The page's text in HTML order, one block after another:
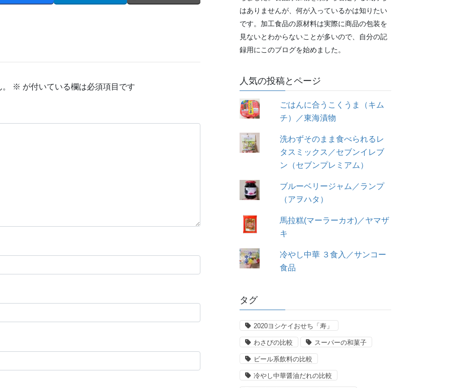
※ が付いている欄は必須項目です
はありませんが、何が入っているかは知りたい
です。加工食品の原材料は実際に商品の包装を
見ないとわからないことが多いので、自分の記
録用にこのブログを始めました。
人気の投稿とページ
ごはんに合うこくうま（キム
チ）／東海漬物
洗わずそのまま食べられるレ
タスミックス／セブンイレブ
ン（セブンプレミアム）
ブルーベリージャム／ランプ
（アヲハタ）
馬拉糕(マーラーカオ)／ヤマザ
キ
冷やし中華 ３食入／サンコー
食品
タグ
2020ヨシケイおせち「寿」
わさびの比較 スーパーの和菓子
ビール系飲料の比較
冷やし中華醤油だれの比較